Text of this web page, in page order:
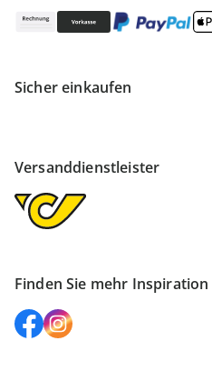
Sicher einkaufen
Versanddienstleister
Finden Sie mehr Inspiration